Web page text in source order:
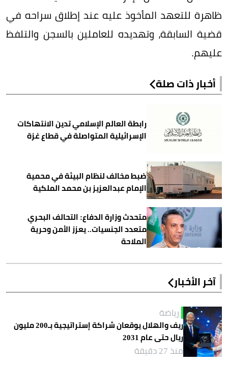
ظاهرة للتعهد المأخوذ عليه عند إطلاق سراحه في
قضية السابقة، وتهديده للعاملين بالسجن والتلفظ
عليهم.
أخبار ذات صلة
رابطة العالم الإسلامي تدين الانتهاكات
الإسرائيلية المتواصلة في قطاع غزة
ضبط مخالف لنظام البيئة في محمية
الإمام عبدالعزيز بن محمد الملكية
متحدث وزارة الدفاع: التحالف البحري
متعدد الجنسيات.. يعزز الأمن وحرية
الملاحة
آخر الأخبار
رياضة
ريف والهلال يوقعان شراكة إستراتيجية بـ200 مليون
ريال حتى عام 2031
منذ 27 دقيقة